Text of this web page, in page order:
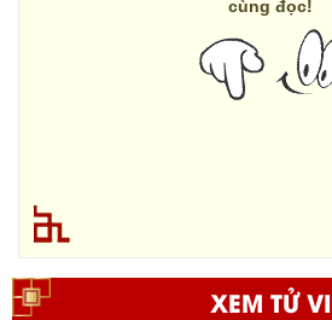
cùng đọc!
XEM TỬ VI